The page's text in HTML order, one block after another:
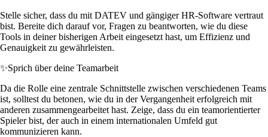
Stelle sicher, dass du mit DATEV und gängiger HR-Software vertraut
bist. Bereite dich darauf vor, Fragen zu beantworten, wie du diese
Tools in deiner bisherigen Arbeit eingesetzt hast, um Effizienz und
Genauigkeit zu gewährleisten.
✨Sprich über deine Teamarbeit
Da die Rolle eine zentrale Schnittstelle zwischen verschiedenen Teams
ist, solltest du betonen, wie du in der Vergangenheit erfolgreich mit
anderen zusammengearbeitet hast. Zeige, dass du ein teamorientierter
Spieler bist, der auch in einem internationalen Umfeld gut
kommunizieren kann.